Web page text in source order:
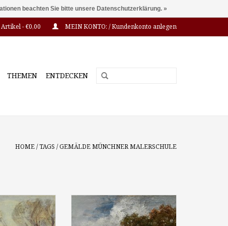
- €0,00 MEIN KONTO: / Kundenkonto anlegen
THEMEN ENTDECKEN
HOME/TAGS /GEMÄLDE MÜNCHNER MALERSCHULE
Suire (1861 -
1911, Öl auf
x 36,5 cm,
Adolf Heinrich Lier (1826 - 1882)
zugeschr.: "Teichlandschaft mit
Wäscherin und Kühen", um
beachten Sie bitte unsere Datenschutzerklärung. »